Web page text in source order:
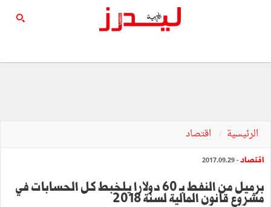
الرئيسية اقتصاد
اقتصاد- 2017.09.29
برميل من النفط بـ 60 دولارا يلخبط كل الحسابات في
مشروع قانون المالية لسنة 2018